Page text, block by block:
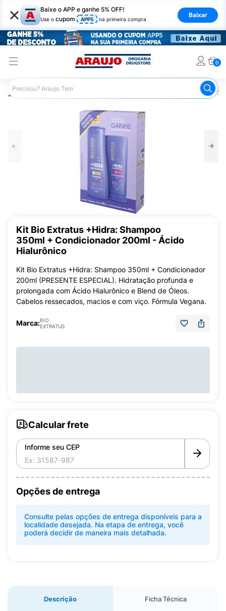
× Baixe o APP e ganhe 5% OFF!
Use o cupom APP5 na primeira compra
Baixar
0
Araujo Cabelo Cabelos Ressecados ou
Kit Bio Extratus +Hidra: Shampoo
350ml + Condicionador 200ml - Ácido
Hialurônico
Kit Bio Extratus +Hidra: Shampoo 350ml + Condicionador
200ml (PRESENTE ESPECIAL). Hidratação profunda e
prolongada com Ácido Hialurônico e Blend de Óleos.
Cabelos ressecados, macios e com viço. Fórmula Vegana.
Marca:BIO
EXTRATUS
Calcular frete
Informe seu CEP
Opções de entrega
Consulte pelas opções de entrega disponíveis para a
localidade desejada. Na etapa de entrega, você
poderá decidir de maneira mais detalhada.
Descrição Ficha Técnica